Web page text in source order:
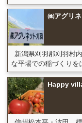
㈱アグリ
新潟県刈羽郡刈羽村
な平場での稲づくりを
Happy